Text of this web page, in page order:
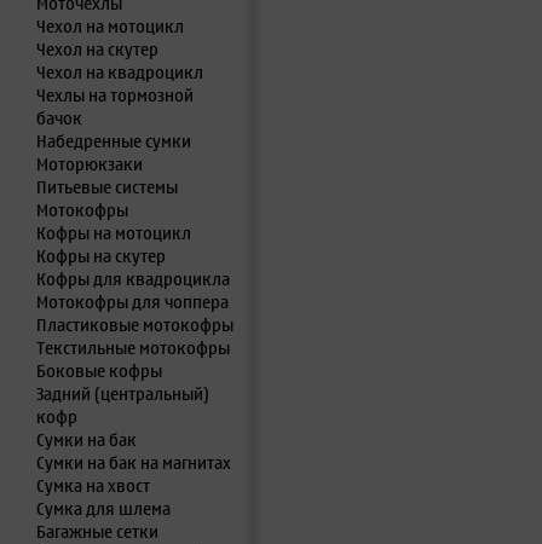
Чехол на мотоцикл
Чехол на скутер
Чехол на квадроцикл
Чехлы на тормозной
бачок
Набедренные сумки
Моторюкзаки
Питьевые системы
Мотокофры
Кофры на мотоцикл
Кофры на скутер
Кофры для квадроцикла
Мотокофры для чоппера
Пластиковые мотокофры
Текстильные мотокофры
Боковые кофры
Задний (центральный)
кофр
Сумки на бак
Сумки на бак на магнитах
Сумка на хвост
Сумка для шлема
Багажные сетки